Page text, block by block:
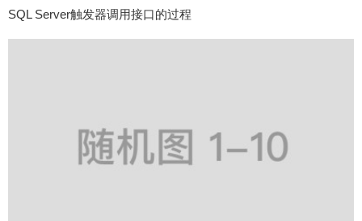
SQL Server触发器调用接口的过程